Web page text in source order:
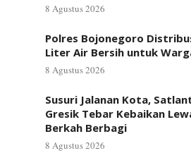
8 Agustus 2026
Polres Bojonegoro
Liter Air Bersih untuk
8 Agustus 2026
Susuri Jalanan Kota,
Gresik Tebar Kebaikan
Berkah Berbagi
8 Agustus 2026